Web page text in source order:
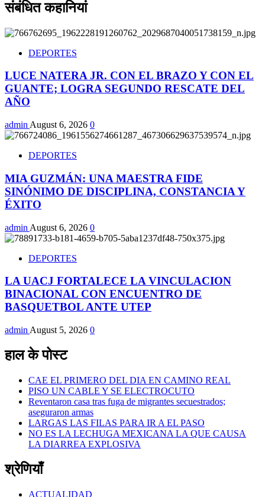
संबंधित कहानियां
DEPORTES
LUCE NATERA JR. CON EL BRAZO Y CON EL
GUANTE; LOGRA SEGUNDO RESCATE DEL
AÑO
admin August 6, 2026 0
DEPORTES
MIA GUZMÁN: UNA MAESTRA FIDE
SINÓNIMO DE DISCIPLINA, CONSTANCIA Y
ÉXITO
admin August 6, 2026 0
DEPORTES
LA UACJ FORTALECE LA VINCULACION
BINACIONAL CON ENCUENTRO DE
BASQUETBOL ANTE UTEP
admin August 5, 2026 0
हाल के पोस्ट
CAE EL PRIMERO DEL DIA EN CAMINO REAL
PISO UN CABLE Y SE ELECTROCUTO
Reventaron casa tras fuga de migrantes secuestrados;
aseguraron armas
LARGAS LAS FILAS PARA IR A EL PASO
NO ES LA LECHUGA MEXICANA LA QUE CAUSA
LA DIARREA EXPLOSIVA
श्रेणियाँ
ACTUALIDAD